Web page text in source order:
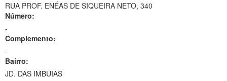
RUA PROF. ENÉAS DE SIQUEIRA NETO, 340
Número:
-
Complemento:
-
Bairro:
JD. DAS IMBUIAS